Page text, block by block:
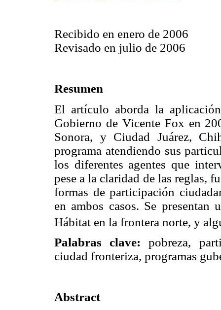
Recibido en enero de 2006
Revisado en julio de 2006
Resumen
El artículo aborda la
Gobierno de Vicente Fox en
Sonora, y Ciudad Juárez,
programa atendiendo sus
los diferentes agentes que
pese a la claridad de las reglas,
formas de participación
en ambos casos. Se
Hábitat en la frontera norte, y
Palabras clave: pobreza,
ciudad fronteriza, programas
Abstract